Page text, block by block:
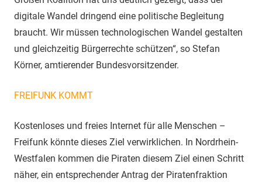
digitale Wandel dringend eine politische Begleitung
braucht. Wir müssen technologischen Wandel gestalten
und gleichzeitig Bürgerrechte schützen“, so Stefan
Körner, amtierender Bundesvorsitzender.
FREIFUNK KOMMT
Kostenloses und freies Internet für alle Menschen –
Freifunk könnte dieses Ziel ver­wirklichen. In Nordrhein-
Westfalen kommen die Piraten diesem Ziel einen Schritt
näher, ein entsprechender Antrag der Piratenfraktion